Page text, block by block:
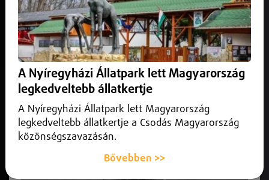
labdarúgó halálának körülményeit
2026. július 07.Szabolcs-Szatmár-Bereg vármegye
Tragikus hirtelenséggel, egy rutinműtétet követően
elhunyt a 30 éves Toldi András labdarúgó.
A Nyíregyházi Állatpark lett Magyarország
legkedveltebb állatkertje
A Nyíregyházi Állatpark lett Magyarország
legkedveltebb állatkertje a Csodás Magyarország
közönségszavazásán.
Bővebben >>